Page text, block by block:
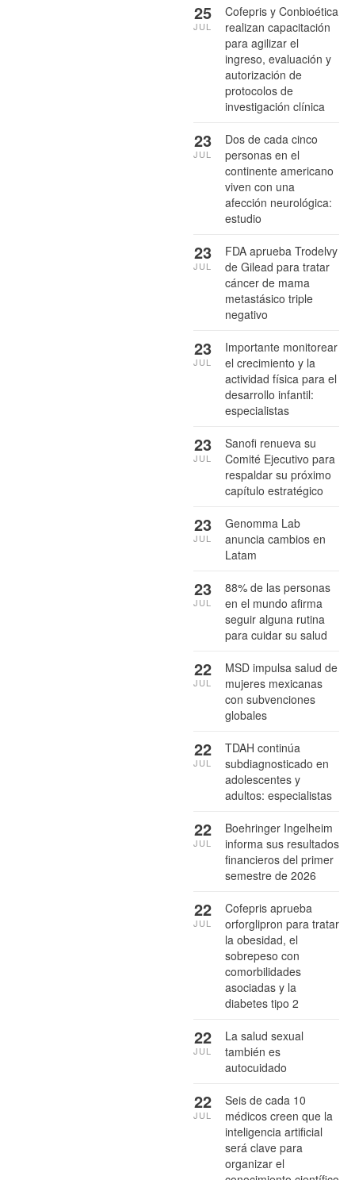
Cofepris y Conbioética
realizan capacitación
para agilizar el
ingreso, evaluación y
autorización de
protocolos de
investigación clínica
25
JUL
Dos de cada cinco
personas en el
continente americano
viven con una
afección neurológica:
estudio
23
JUL
FDA aprueba Trodelvy
de Gilead para tratar
cáncer de mama
metastásico triple
negativo
23
JUL
Importante monitorear
el crecimiento y la
actividad física para el
desarrollo infantil:
especialistas
23
JUL
Sanofi renueva su
Comité Ejecutivo para
respaldar su próximo
capítulo estratégico
23
JUL
Genomma Lab
anuncia cambios en
Latam
23
JUL
88% de las personas
en el mundo afirma
seguir alguna rutina
para cuidar su salud
23
JUL
MSD impulsa salud de
mujeres mexicanas
con subvenciones
globales
22
JUL
TDAH continúa
subdiagnosticado en
adolescentes y
adultos: especialistas
22
JUL
Boehringer Ingelheim
informa sus resultados
financieros del primer
semestre de 2026
22
JUL
Cofepris aprueba
orforglipron para tratar
la obesidad, el
sobrepeso con
comorbilidades
asociadas y la
diabetes tipo 2
22
JUL
La salud sexual
también es
autocuidado
22
JUL
Seis de cada 10
médicos creen que la
inteligencia artificial
será clave para
organizar el
22
JUL